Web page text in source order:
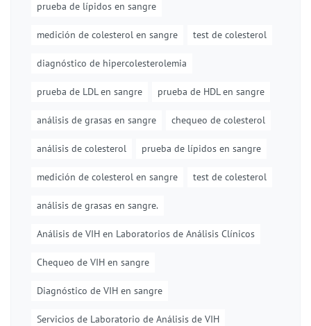
prueba de lípidos en sangre
medición de colesterol en sangre test de colesterol
diagnóstico de hipercolesterolemia
prueba de LDL en sangre prueba de HDL en sangre
análisis de grasas en sangre chequeo de colesterol
análisis de colesterol prueba de lípidos en sangre
medición de colesterol en sangre test de colesterol
análisis de grasas en sangre.
Análisis de VIH en Laboratorios de Análisis Clínicos
Chequeo de VIH en sangre
Diagnóstico de VIH en sangre
Servicios de Laboratorio de Análisis de VIH